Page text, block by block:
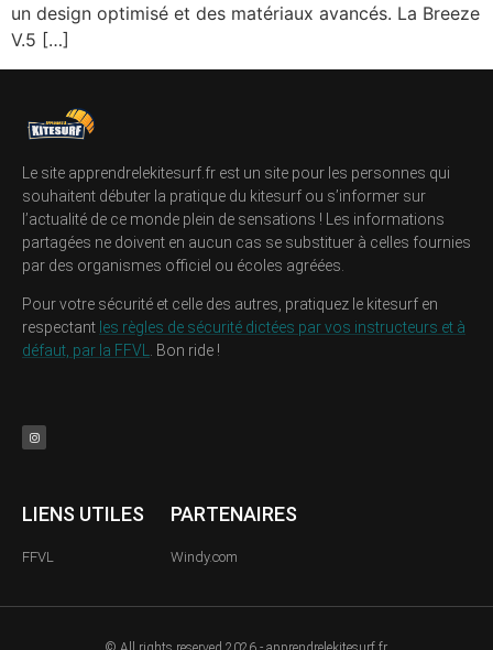
un design optimisé et des matériaux avancés. La Breeze
V.5 […]
Le site apprendrelekitesurf.fr est un site pour les personnes qui
souhaitent débuter la pratique du kitesurf ou s’informer sur
l’actualité de ce monde plein de sensations ! Les informations
partagées ne doivent en aucun cas se substituer à celles fournies
par des organismes officiel ou écoles agréées.
Pour votre sécurité et celle des autres, pratiquez le kitesurf en
respectant les règles de sécurité dictées par vos instructeurs et à
défaut, par la FFVL. Bon ride !
LIENS UTILES
FFVL
PARTENAIRES
Windy.com